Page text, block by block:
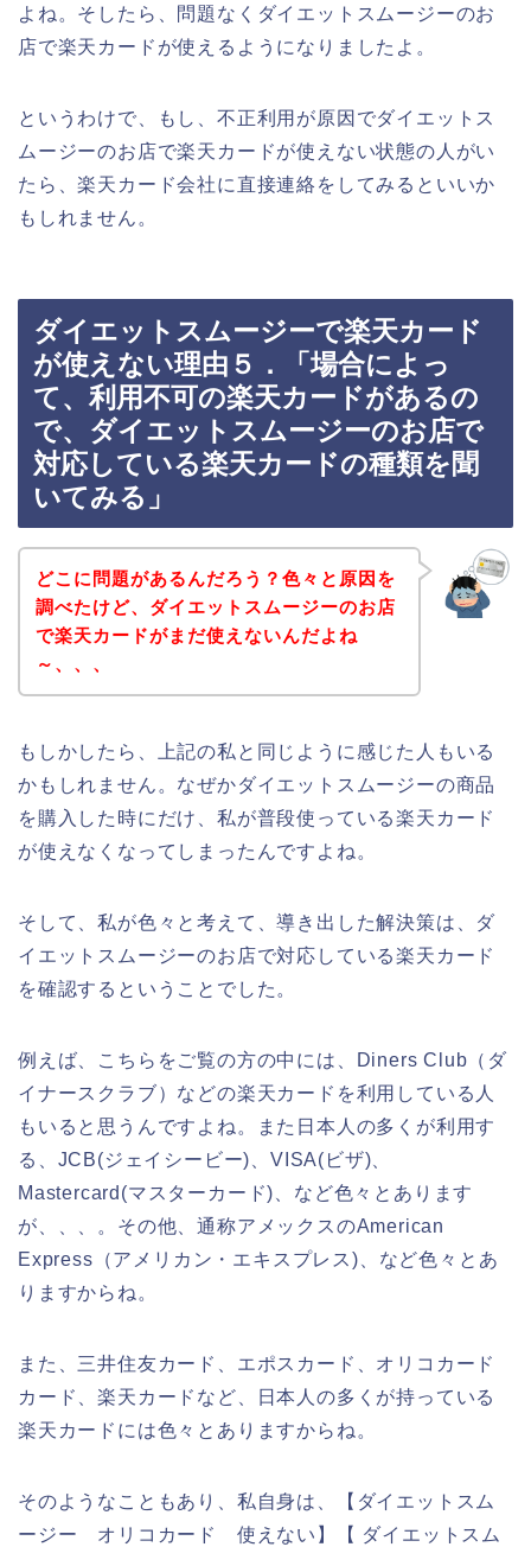
よね。そしたら、問題なくダイエットスムージーのお
店で楽天カードが使えるようになりましたよ。
というわけで、もし、不正利用が原因でダイエットス
ムージーのお店で楽天カードが使えない状態の人がい
たら、楽天カード会社に直接連絡をしてみるといいか
もしれません。
ダイエットスムージーで楽天カード
が使えない理由５．「場合によっ
て、利用不可の楽天カードがあるの
で、ダイエットスムージーのお店で
対応している楽天カードの種類を聞
いてみる」
どこに問題があるんだろう？色々と原因を
調べたけど、ダイエットスムージーのお店
で楽天カードがまだ使えないんだよね
～、、、
もしかしたら、上記の私と同じように感じた人もいる
かもしれません。なぜかダイエットスムージーの商品
を購入した時にだけ、私が普段使っている楽天カード
が使えなくなってしまったんですよね。
そして、私が色々と考えて、導き出した解決策は、ダ
イエットスムージーのお店で対応している楽天カード
を確認するということでした。
例えば、こちらをご覧の方の中には、Diners Club（ダ
イナースクラブ）などの楽天カードを利用している人
もいると思うんですよね。また日本人の多くが利用す
る、JCB(ジェイシービー)、VISA(ビザ)、
Mastercard(マスターカード)、など色々とあります
が、、、。その他、通称アメックスのAmerican
Express（アメリカン・エキスプレス)、など色々とあ
りますからね。
また、三井住友カード、エポスカード、オリコカード
カード、楽天カードなど、日本人の多くが持っている
楽天カードには色々とありますからね。
そのようなこともあり、私自身は、【ダイエットスム
ージー オリコカード 使えない】【 ダイエットスム